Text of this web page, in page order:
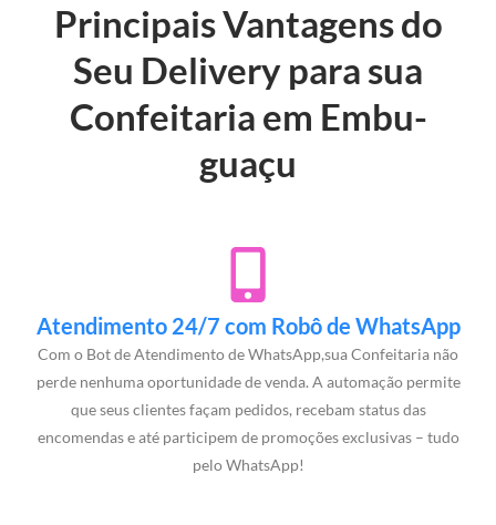
Principais Vantagens do
Seu Delivery para sua
Confeitaria em Embu-
guaçu
Atendimento 24/7 com Robô de WhatsApp
Com o Bot de Atendimento de WhatsApp,sua Confeitaria não
perde nenhuma oportunidade de venda. A automação permite
que seus clientes façam pedidos, recebam status das
encomendas e até participem de promoções exclusivas – tudo
pelo WhatsApp!